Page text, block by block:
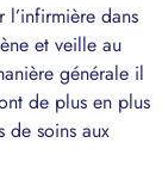
l’infirmière dans
et veille au
générale il
de plus en plus
de soins aux